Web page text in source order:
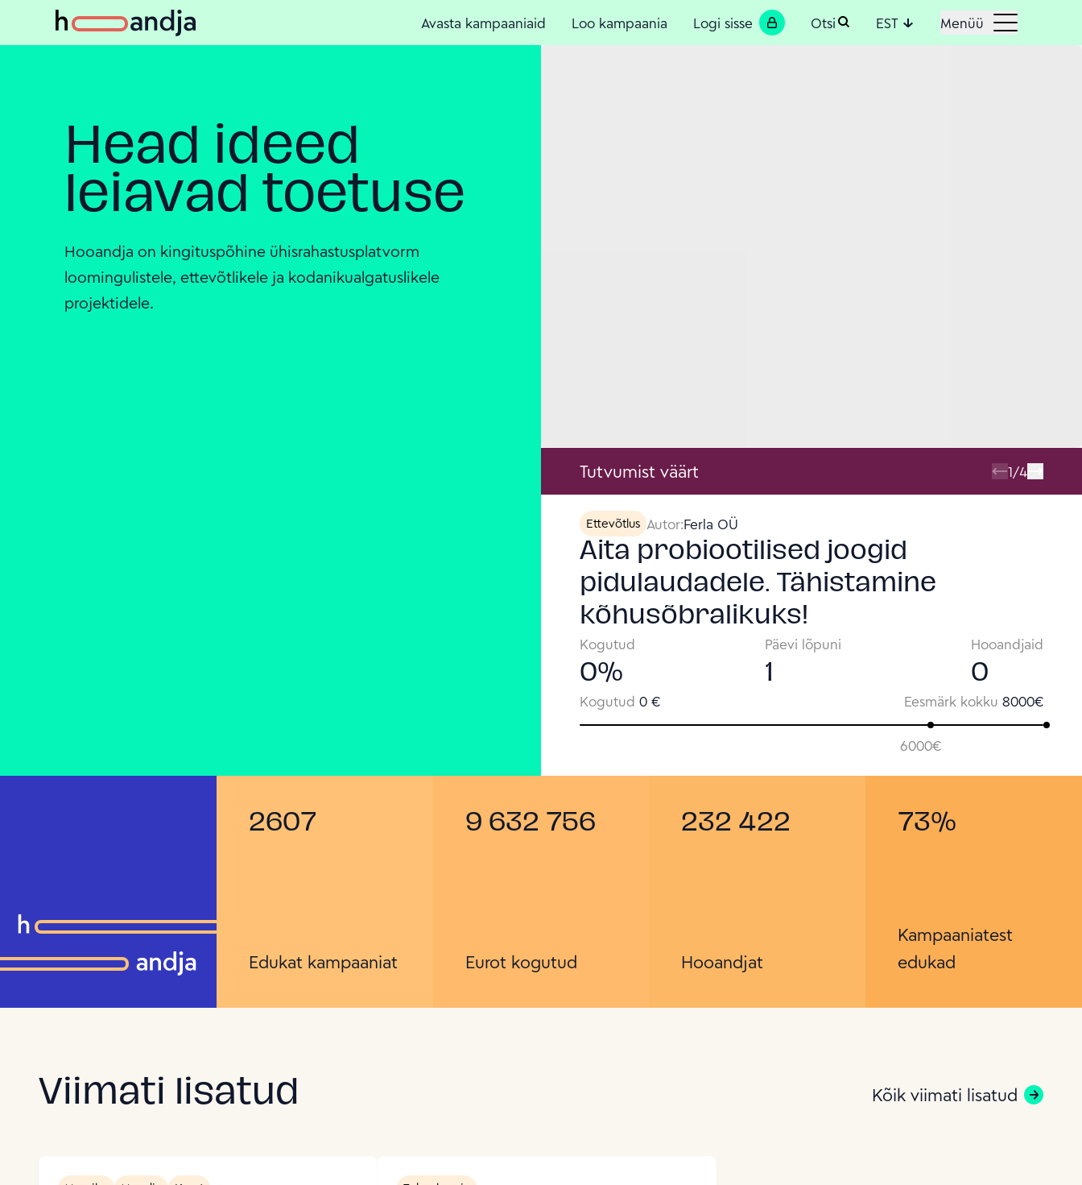
Avasta kampaaniaid Loo kampaania Logi sisse Otsi EST Menüü
Head ideed
leiavad toetuse
Hooandja on kingituspõhine ühisrahastusplatvorm
loomingulistele, ettevõtlikele ja kodanikualgatuslikele
projektidele.
Tutvumist väärt 1/4
Ettevõtlus Autor:Ferla OÜ
Aita probiootilised joogid
pidulaudadele. Tähistamine
kõhusõbralikuks!
Kogutud
0%
Päevi lõpuni
1
Hooandjaid
0
Kogutud 0 € Eesmärk kokku 8000€
6000€
2607
Edukat kampaaniat
9 632 756
Eurot kogutud
232 422
Hooandjat
73%
Kampaaniatest
edukad
Viimati lisatud Kõik viimati lisatud